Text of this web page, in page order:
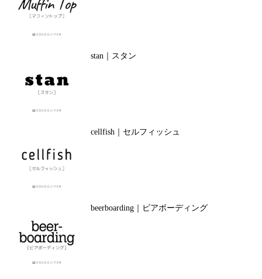
stan｜スタン
cellfish｜セルフィッシュ
beerboarding｜ビアボーディング